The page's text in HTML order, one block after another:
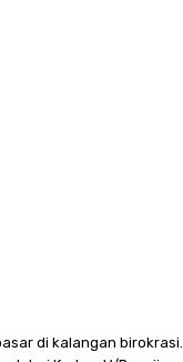
di kalangan birokrasi.